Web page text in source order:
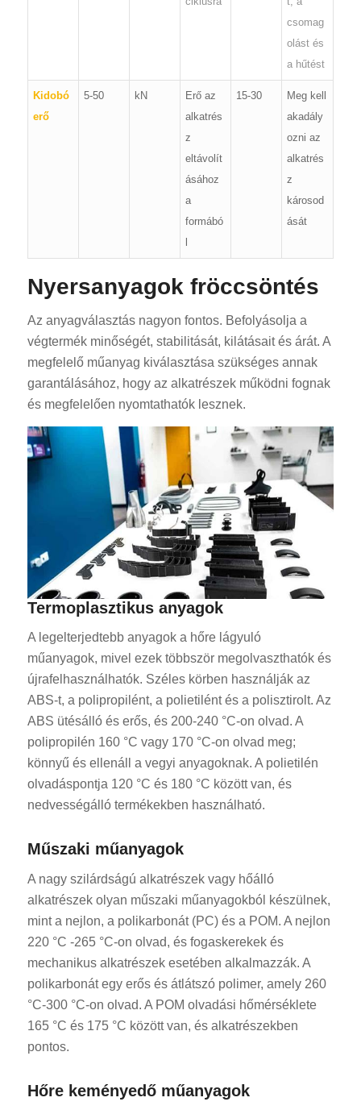
csomag
olást és
a hűtést
Kidobó
erő
5-50 kN
Erő az
alkatrés
z
eltávolít
ásához
a
formábó
15-30
Meg kell
akadály
ozni az
alkatrés
z
károsod
ását
Nyersanyagok fröccsöntés
Az anyagválasztás nagyon fontos. Befolyásolja a
végtermék minőségét, stabilitását, kilátásait és árát. A
megfelelő műanyag kiválasztása szükséges annak
garantálásához, hogy az alkatrészek működni fognak
és megfelelően nyomtathatók lesznek.
Termoplasztikus anyagok
A legelterjedtebb anyagok a hőre lágyuló
műanyagok, mivel ezek többször megolvaszthatók és
újrafelhasználhatók. Széles körben használják az
ABS-t, a polipropilént, a polietilént és a polisztirolt. Az
ABS ütésálló és erős, és 200-240 °C-on olvad. A
polipropilén 160 °C vagy 170 °C-on olvad meg;
könnyű és ellenáll a vegyi anyagoknak. A polietilén
olvadáspontja 120 °C és 180 °C között van, és
nedvességálló termékekben használható.
Műszaki műanyagok
A nagy szilárdságú alkatrészek vagy hőálló
alkatrészek olyan műszaki műanyagokból készülnek,
mint a nejlon, a polikarbonát (PC) és a POM. A nejlon
220 °C -265 °C-on olvad, és fogaskerekek és
mechanikus alkatrészek esetében alkalmazzák. A
polikarbonát egy erős és átlátszó polimer, amely 260
°C-300 °C-on olvad. A POM olvadási hőmérséklete
165 °C és 175 °C között van, és alkatrészekben
pontos.
Hőre keményedő műanyagok